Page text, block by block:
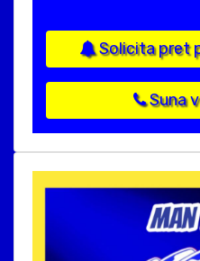
Solicita pret
Suna